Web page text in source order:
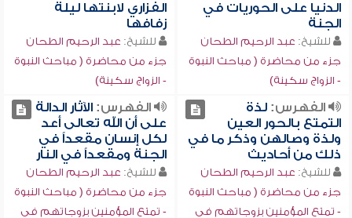
الدنيا على الحوريات في
الجنة
للشيخ: عبد الرحيم الطحان
جزء من محاضرة ( مباحث النبوة
- الزواج سكينة)
الفزاري لابنتها ليلة
زفافها
للشيخ: عبد الرحيم الطحان
جزء من محاضرة ( مباحث النبوة
- الزواج سكينة)
الفهرس:لذة
التمتع بالحور العين
ولذة وصالهن وذكر ما في
ذلك من أحاديث
للشيخ: عبد الرحيم الطحان
جزء من محاضرة ( مباحث النبوة
- تمتع المؤمنين بزوجاتهم في
الفهرس:الآثار الدالة
على أن الله تعالى أعد
لكل إنسان مقعداً في
الجنة ومقعداً في النار
للشيخ: عبد الرحيم الطحان
جزء من محاضرة ( مباحث النبوة
- تمتع المؤمنين بزوجاتهم في